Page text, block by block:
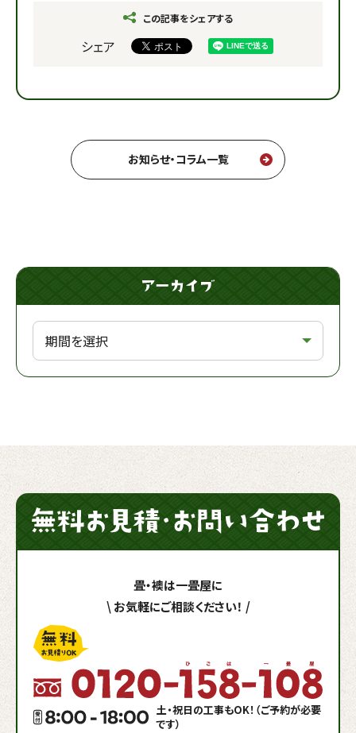
この記事をシェアする
シェア
お知らせ・コラム一覧
\
畳・襖は一畳屋に
お気軽にご相談ください！ /
土・祝日の工事もOK！（ご予約が必要
です）